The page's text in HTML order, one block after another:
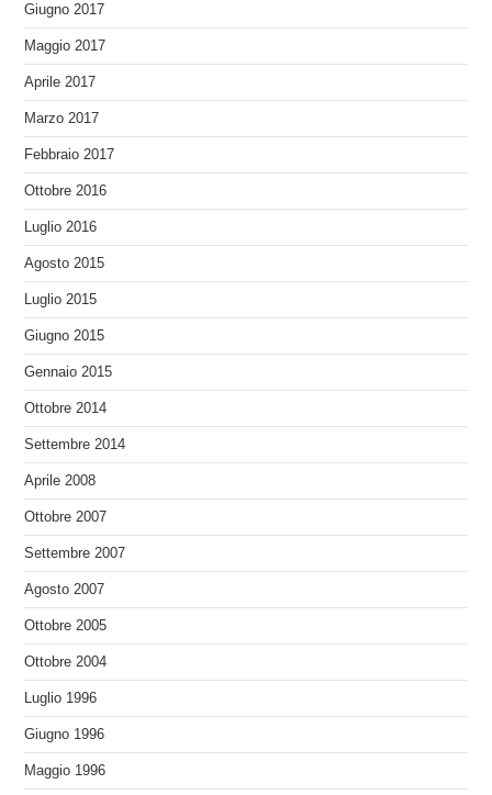
Giugno 2017
Maggio 2017
Aprile 2017
Marzo 2017
Febbraio 2017
Ottobre 2016
Luglio 2016
Agosto 2015
Luglio 2015
Giugno 2015
Gennaio 2015
Ottobre 2014
Settembre 2014
Aprile 2008
Ottobre 2007
Settembre 2007
Agosto 2007
Ottobre 2005
Ottobre 2004
Luglio 1996
Giugno 1996
Maggio 1996